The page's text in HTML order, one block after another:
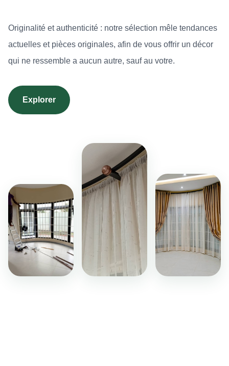
Originalité et authenticité : notre sélection mêle tendances
actuelles et pièces originales, afin de vous offrir un décor
qui ne ressemble a aucun autre, sauf au votre.
Explorer